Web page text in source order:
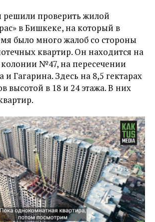
решили проверить жилой
в Бишкеке, на который в
было много жалоб со стороны
квартир. Он находится на
№47, на пересечении
Гагарина. Здесь на 8,5 гектарах
высотой в 18 и 24 этажа. В них